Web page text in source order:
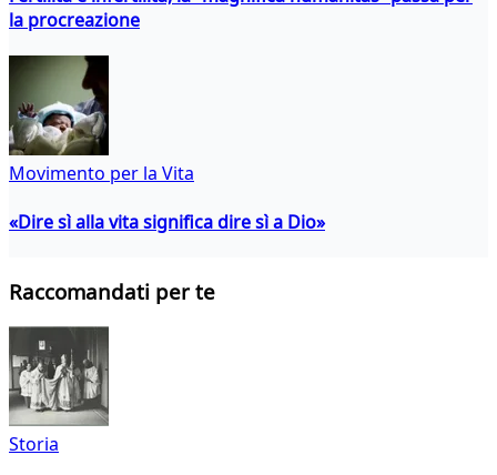
la procreazione
Movimento per la Vita
«Dire sì alla vita significa dire sì a Dio»
Raccomandati per te
Storia